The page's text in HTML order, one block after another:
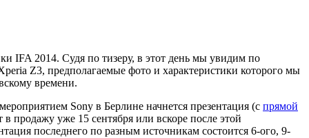
IFA 2014. Судя по тизеру, в этот день мы увидим по
Z3, предполагаемые фото и характеристики которого мы
времени.
Sony в Берлине начнется презентация (с прямой
продажу уже 15 сентября или вскоре после этой
последнего по разным источникам состоится 6-ого, 9-